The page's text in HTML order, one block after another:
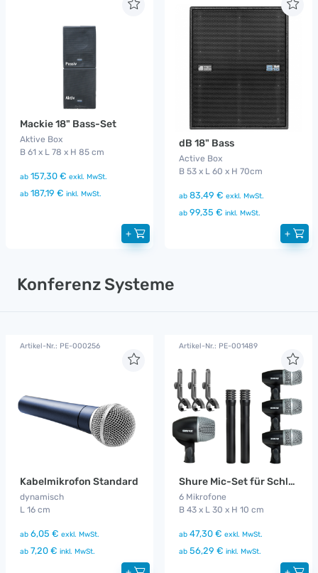
Mackie 18" Bass-Set
Aktive Box
B 61 x L 78 x H 85 cm
ab 157,30 € exkl. MwSt.
ab 187,19 € inkl. MwSt.
+
dB 18" Bass
Active Box
B 53 x L 60 x H 70cm
ab 83,49 € exkl. MwSt.
ab 99,35 € inkl. MwSt.
+
Konferenz Systeme
Artikel-Nr.: PE-000256
Kabelmikrofon Standard
dynamisch
L 16 cm
ab 6,05 € exkl. MwSt.
ab 7,20 € inkl. MwSt.
Artikel-Nr.: PE-001489
Shure Mic-Set für Schlagzeugabnahme
6 Mikrofone
B 43 x L 30 x H 10 cm
ab 47,30 € exkl. MwSt.
ab 56,29 € inkl. MwSt.